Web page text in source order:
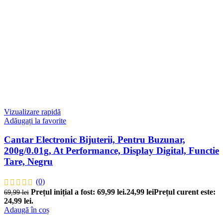
Vizualizare rapidă
Adăugați la favorite
Cantar Electronic Bijuterii, Pentru Buzunar,
200g/0.01g, At Performance, Display Digital, Functie
Tare, Negru
(0)
69,99lei Prețul inițial a fost: 69,99 lei.24,99 leiPrețul curent este:
24,99 lei.
Adaugă în coș